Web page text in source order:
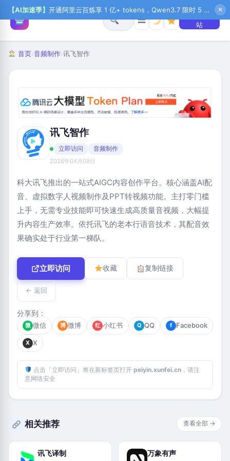
【AI加速季】 开通阿里云百炼享 1 亿+ tokens，Qwen3.7 限时 5 折起，秒悟新注送 1 万积分，加入 OPC 赢百万助力金，QoderWork CN 首月 0 元 ✕
☰
+ 提交网
站
首页›音频制作›讯飞智作
讯飞智作
立即访问 音频制作
2026年04月09日
科大讯飞推出的一站式AIGC内容创作平台。核心涵盖AI配
音、虚拟数字人视频制作及PPT转视频功能。主打零门槛
上手，无需专业技能即可快速生成高质量音视频，大幅提
升内容生产效率。依托讯飞的老本行语音技术，其配音效
果确实处于行业第一梯队。
立即访问 收藏 复制链接
← 返回
分享到：
微 微信 博 微博 红 小红书 Q QQ f Facebook
X X
点击「立即访问」将在新标签页打开 peiyin.xunfei.cn，请注
意网络安全
相关推荐 查看全部 →
讯飞译制 万象有声